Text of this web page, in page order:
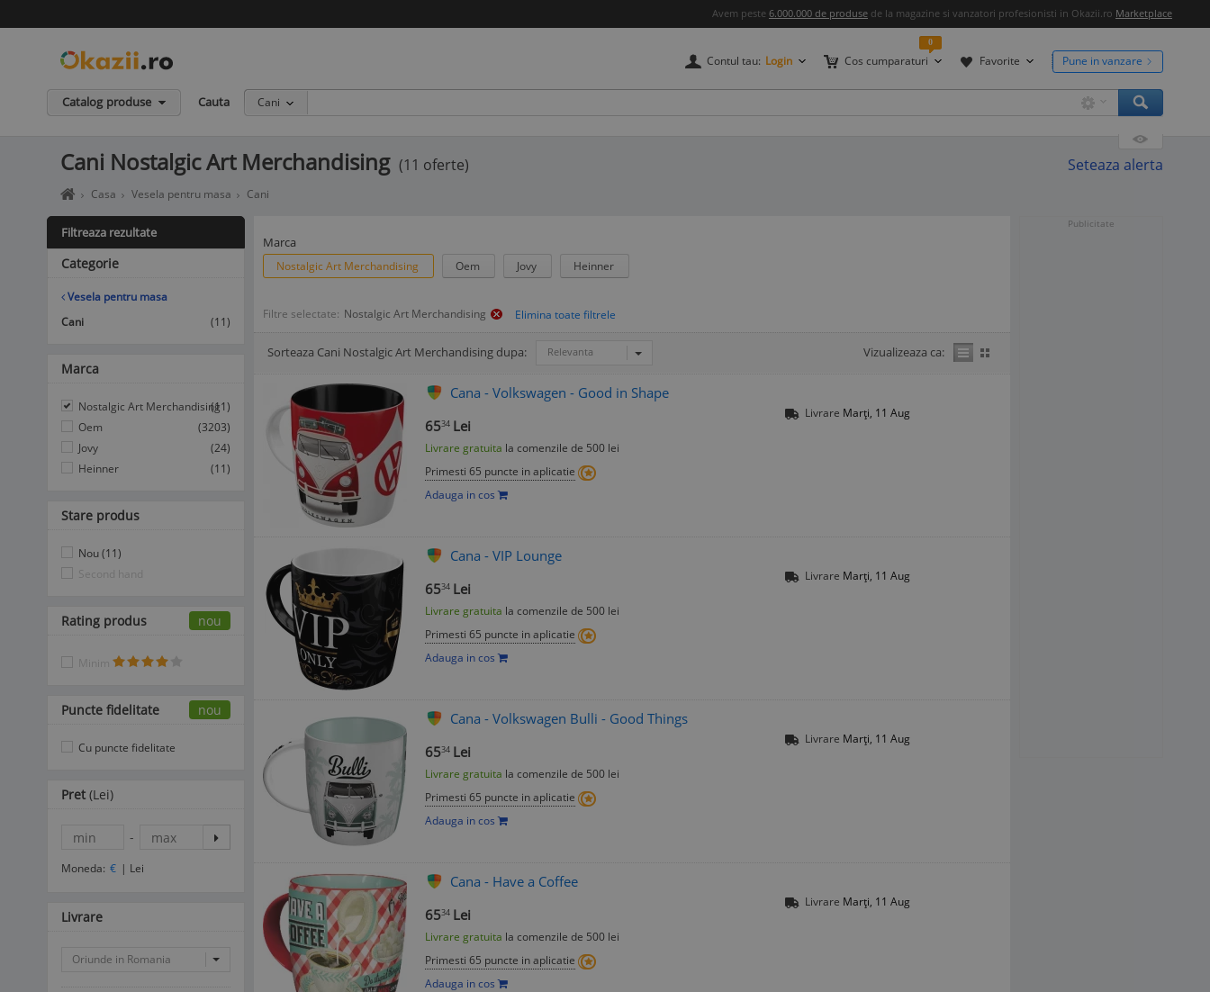
Avem peste 6.000.000 de produse de la magazine si vanzatori profesionisti in Okazii.ro Marketplace
Contul tau: Login Cos cumparaturi
0
Favorite Pune in vanzare
Catalog produse Cauta Cani
Cani Nostalgic Art Merchandising (11 oferte) Seteaza alerta
Home
-
Cumperi
in
siguranta
de
la
incredere
Casa Vesela pentru masa Cani
Marca
Nostalgic Art Merchandising Oem Jovy Heinner
Filtre selectate: Nostalgic Art Merchandising
Sorteaza Cani Nostalgic Art Merchandising dupa: Relevanta Vizualizeaza ca:
Cana - Volkswagen - Good in Shape
6534 Lei
Livrare gratuita la comenzile de 500 lei
Primesti 65 puncte in aplicatie
Adauga in cos
Livrare Marți, 11 Aug
Cana - VIP Lounge
6534 Lei
Livrare gratuita la comenzile de 500 lei
Primesti 65 puncte in aplicatie
Adauga in cos
Livrare Marți, 11 Aug
Cana - Volkswagen Bulli - Good Things
6534 Lei
Livrare gratuita la comenzile de 500 lei
Primesti 65 puncte in aplicatie
Adauga in cos
Livrare Marți, 11 Aug
Cana - Have a Coffee
6534 Lei
Livrare gratuita la comenzile de 500 lei
Primesti 65 puncte in aplicatie
Adauga in cos
Livrare Marți, 11 Aug
Filtreaza rezultate
Categorie
Vesela pentru masa
Cani
(11)
Marca
Nostalgic Art Merchandising(11)
Oem
(3203)
Jovy
(24)
Heinner
(11)
Stare produs
Nou (11)
Second hand
Rating produs nou
Minim
Puncte fidelitate nou
Cu puncte fidelitate
Pret (Lei)
-
Moneda: € | Lei
Livrare
Oriunde in Romania
Publicitate